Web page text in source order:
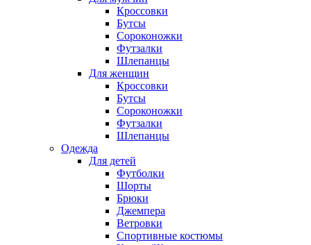
Кроссовки
Бутсы
Сороконожки
Футзалки
Шлепанцы
Для женщин
Кроссовки
Бутсы
Сороконожки
Футзалки
Шлепанцы
Одежда
Для детей
Футболки
Шорты
Брюки
Джемпера
Ветровки
Спортивные костюмы